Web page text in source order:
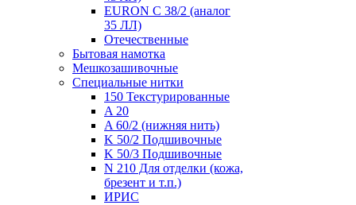
EURON C 38/2 (аналог
35 ЛЛ)
Отечественные
Бытовая намотка
Мешкозашивочные
Специальные нитки
150 Текстурированные
A 20
A 60/2 (нижняя нить)
K 50/2 Подшивочные
K 50/3 Подшивочные
N 210 Для отделки (кожа,
брезент и т.п.)
ИРИС